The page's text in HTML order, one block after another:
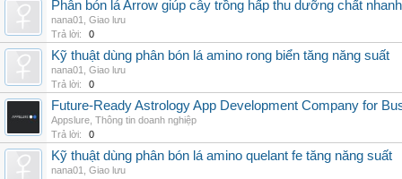
Phân bón lá Arrow giúp cây trồng hấp thu dưỡng chất nhanh
nana01
Giao lưu
Trả lời:
0
Kỹ thuật dùng phân bón lá amino rong biển tăng năng suất
nana01
Giao lưu
Trả lời:
0
Future-Ready Astrology App Development Company for
Appslure Thông tin doanh nghiệp
Trả lời:
0
Kỹ thuật dùng phân bón lá amino quelant fe tăng năng suất
nana01
Giao lưu